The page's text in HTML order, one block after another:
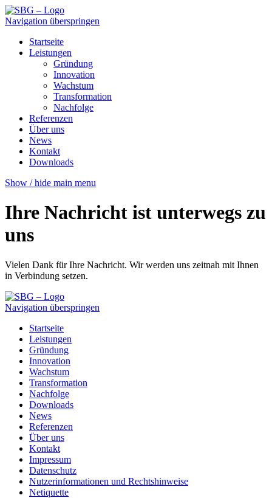
Navigation überspringen
Startseite
Leistungen
Gründung
Innovation
Wachstum
Transformation
Nachfolge
Referenzen
Über uns
News
Kontakt
Downloads
Show / hide main menu
Ihre Nachricht ist unterwegs zu
uns
Vielen Dank für Ihre Nachricht. Wir werden uns zeitnah mit Ihnen
in Verbindung setzen.
Navigation überspringen
Startseite
Leistungen
Gründung
Innovation
Wachstum
Transformation
Nachfolge
Downloads
News
Referenzen
Über uns
Kontakt
Impressum
Datenschutz
Nutzerinformationen und Rechtshinweise
Netiquette